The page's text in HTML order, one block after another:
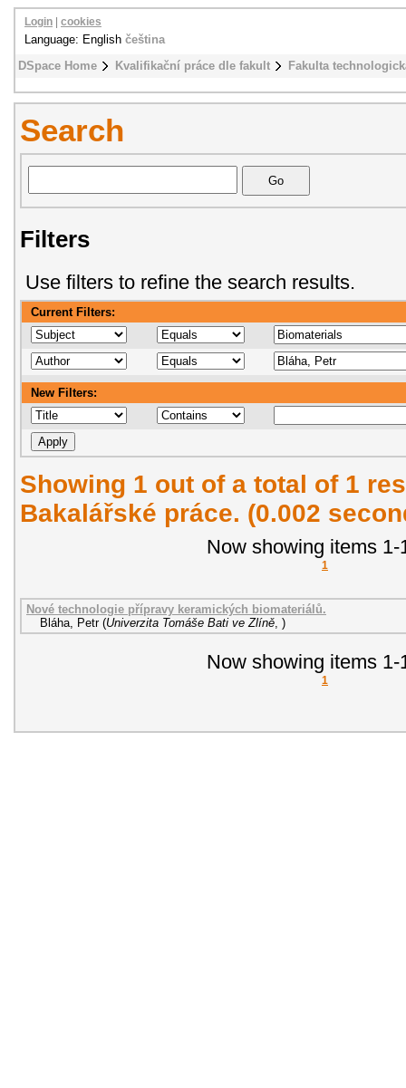
DSpace Home Kvalifikační práce dle fakult Fakulta
Login cookies
Language: English čeština
Search
Filters
Use filters to refine the search results.
Current Filters:
New Filters:
Showing 1 out of a total of 1
Bakalářské práce. (0.002
Now showing items 1-
1
Nové technologie přípravy keramických biomateriálů.
Bláha, Petr (Univerzita Tomáše Bati ve Zlíně, )
Now showing items 1-
1